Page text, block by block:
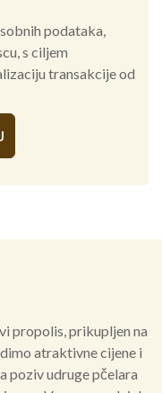
podataka,
s ciljem
transakcije od
propolis, prikupljen na
atraktivne cijene i
poziv udruge pčelara